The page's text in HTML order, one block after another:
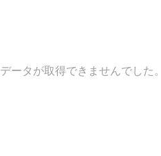
データが取得できませんでした